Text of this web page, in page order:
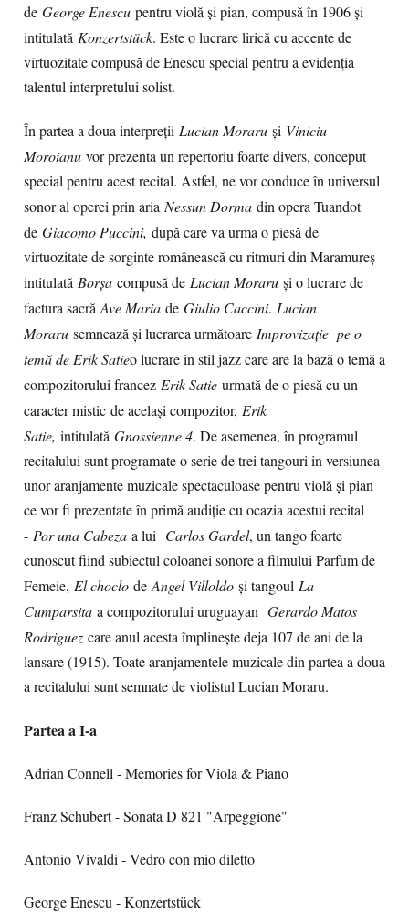
de George Enescu pentru violă și pian, compusă în 1906 și
intitulată Konzertstück. Este o lucrare lirică cu accente de
virtuozitate compusă de Enescu special pentru a evidenția
talentul interpretului solist.
În partea a doua interpreții Lucian Moraru și Viniciu
Moroianu vor prezenta un repertoriu foarte divers, conceput
special pentru acest recital. Astfel, ne vor conduce în universul
sonor al operei prin aria Nessun Dorma din opera Tuandot
de Giacomo Puccini, după care va urma o piesă de
virtuozitate de sorginte românească cu ritmuri din Maramureș
intitulată Borșa compusă de Lucian Moraru și o lucrare de
factura sacrăAve Maria de Giulio Caccini. Lucian
Moraru semnează și lucrarea următoare Improvizație pe o
temă de Erik Satieo lucrare in stil jazz care are la bază o temă a
compozitorului francez Erik Satie urmată de o piesă cu un
caracter mistic de același compozitor, Erik
Satie, intitulată Gnossienne 4. De asemenea, în programul
recitalului sunt programate o serie de trei tangouri in versiunea
unor aranjamente muzicale spectaculoase pentru violă și pian
ce vor fi prezentate în primă audiție cu ocazia acestui recital
- Por una Cabeza a lui Carlos Gardel, un tango foarte
cunoscut fiind subiectul coloanei sonore a filmului Parfum de
Femeie, El choclo deAngel Villoldo și tangoul La
Cumparsita a compozitorului uruguayan Gerardo Matos
Rodriguez care anul acesta împlinește deja 107 de ani de la
lansare (1915). Toate aranjamentele muzicale din partea a doua
a recitalului sunt semnate de violistul Lucian Moraru.
Partea a I-a
Adrian Connell - Memories for Viola & Piano
Franz Schubert - Sonata D 821 "Arpeggione"
Antonio Vivaldi - Vedro con mio diletto
George Enescu - Konzertstück